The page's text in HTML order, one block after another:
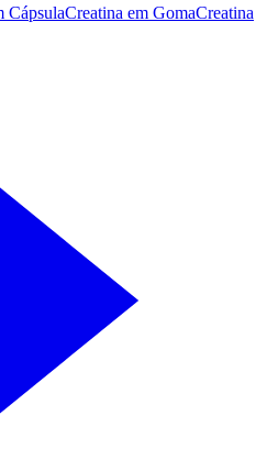
CápsulaCreatina em GomaCreatina